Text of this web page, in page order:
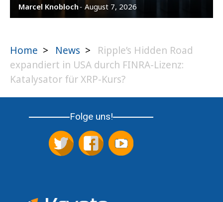
Marcel Knobloch- August 7, 2026
Home > News >
Ripple’s Hidden Road
expandiert in USA durch FINRA-Lizenz:
Katalysator für XRP-Kurs?
Folge uns!